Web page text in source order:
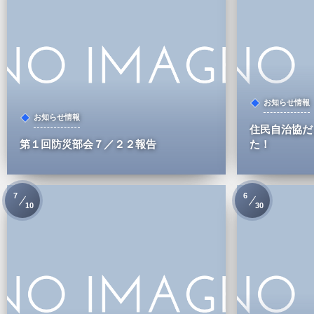
お知らせ情報
第１回防災部会７／２２報告
お知らせ情報
住民自治協
た！
7
10
6
30